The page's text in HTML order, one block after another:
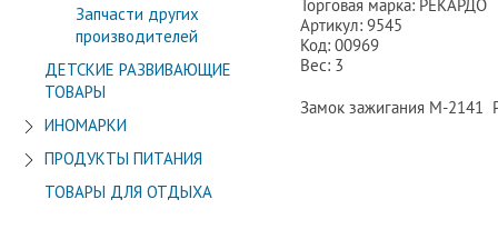
Запчасти других
производителей
ДЕТСКИЕ РАЗВИВАЮЩИЕ
ТОВАРЫ
ИНОМАРКИ
ПРОДУКТЫ ПИТАНИЯ
ТОВАРЫ ДЛЯ ОТДЫХА
Торговая марка: РЕКАРДО
Артикул: 9545
Код: 00969
Вес: 3
Замок зажигания М-2141